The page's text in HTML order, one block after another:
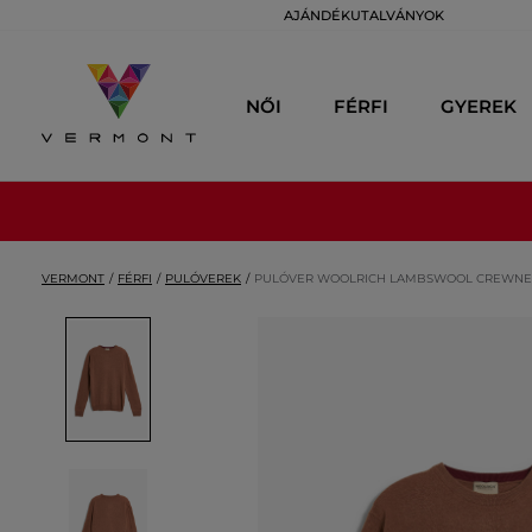
AJÁNDÉKUTALVÁNYOK
NŐI FÉRFI GYEREK
VERMONT FÉRFI PULÓVEREK PULÓVER WOOLRICH LAMBSWOOL